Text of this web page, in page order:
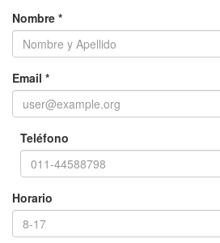
Nombre *
Email *
Teléfono
Horario